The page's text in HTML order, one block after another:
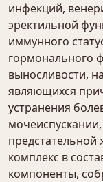
инфекций,
эректильной
иммунного
гормонального
выносливости,
являющихся
устранения
комплекс в
компоненты,